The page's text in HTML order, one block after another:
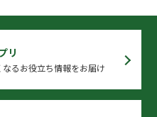
リ
るお役立ち情報をお届け